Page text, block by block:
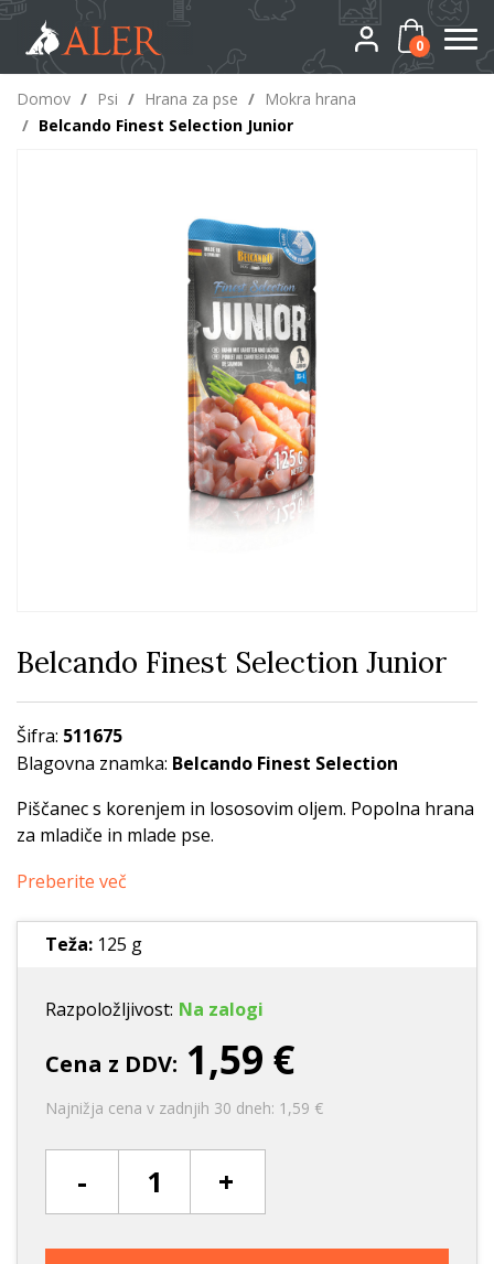
0
Domov / Psi / Hrana za pse / Mokra hrana
/ Belcando Finest Selection Junior
Belcando Finest Selection Junior
Šifra: 511675
Blagovna znamka: Belcando Finest Selection
Piščanec s korenjem in lososovim oljem. Popolna hrana
za mladiče in mlade pse.
Preberite več
Teža: 125 g
Razpoložljivost: Na zalogi
Cena z DDV: 1,59 €
Najnižja cena v zadnjih 30 dneh: 1,59 €
- +